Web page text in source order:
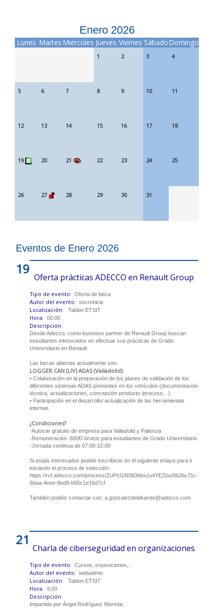
Enero 2026
Lunes Martes Miércoles Jueves Viernes SábadoDomingo
1 2 3 4
5 6 7 8 9 10 11
12 13 14 15 16 17 18
19 20 21 22 23 24 25
26 27 28 29 30 31
Eventos de Enero 2026
19
Oferta prácticas ADECCO en Renault Group
Tipo de evento: Oferta de beca
Autor del evento: secretaria
Localización: Tablon ETSIT
Hora: 00:00
Descripción:
Desde Adecco, como business partner de Renault Group buscan
estudiantes interesados en efectuar sus prácticas de Grado
Universitario en Renault.
Las becas abiertas actualmente son:
LOGGER CAN (LIV) ADAS (Valladolid):
• Colaboración en la preparación de los planes de validación de los
diferentes sistemas ADAS presentes en los vehículos (documentación
técnica, actualizaciones, concepción producto /proceso…).
• Participación en el desarrollo/ actualización de las herramientas
internas
¿Condiciones?
-Autocar gratuito de empresa para Valladolid y Palencia
-Remuneración: 600€/ brutos para estudiantes de Grado Universitario
-Jornada continua de 07:00-15:00
Si estáis interesados podéis inscribiros en el siguiente enlace para ir
iniciando el proceso de selección:
https://rcf.adecco.com/process/ZUPcGM3tDbbxzu4YEZbu/0b2bc71c-
6baa-4eee-8ed8-b65c1e16d7cf
También podéis contactar con: a.gonzalezdelafuente@adecco.com
21
Charla de ciberseguridad en organizaciones
Tipo de evento: Cursos, exposiciones,...
Autor del evento: webadmin
Localización: Tablon ETSIT
Hora: 9:00
Descripción:
Impartida por Ángel Rodríguez Moreda: